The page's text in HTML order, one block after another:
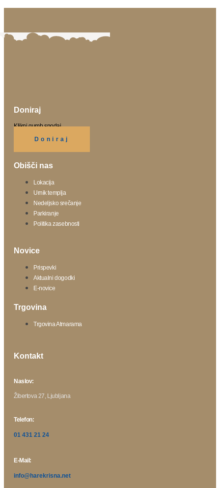
Doniraj
Klikni gumb spodaj.
Doniraj
Obišči nas
Lokacija
Urnik templja
Nedeljsko srečanje
Parkiranje
Politika zasebnosti
Novice
Prispevki
Aktualni dogodki
E-novice
Trgovina
Trgovina Atmarama
Kontakt
Naslov:
Žibertova 27, Ljubljana
Telefon:
01 431 21 24
E-Mail:
info@harekrisna.net